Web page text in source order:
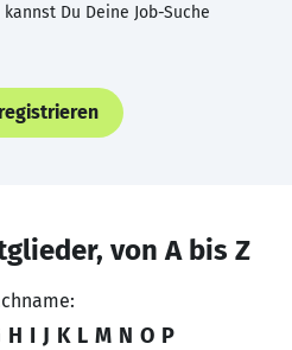
Du Deine Job-Suche
von A bis Z
H I J K L M N O P